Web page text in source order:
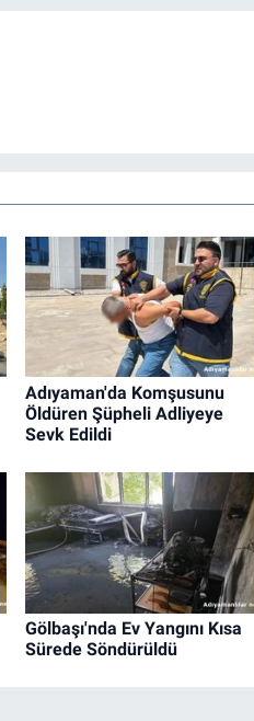
Adıyaman'da Komşusunu
Öldüren Şüpheli Adliyeye
Sevk Edildi
Gölbaşı'nda Ev Yangını Kısa
Sürede Söndürüldü